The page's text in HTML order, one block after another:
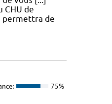
CHU de
permettra de
75%